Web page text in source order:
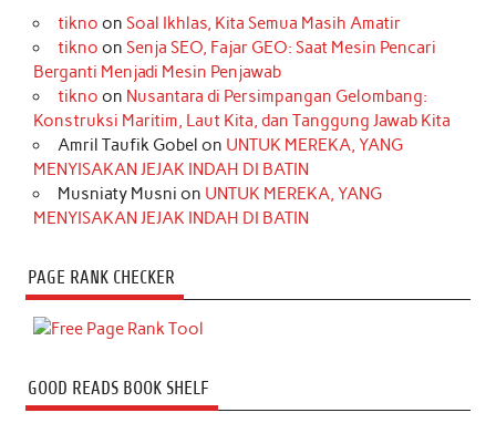
tikno on Soal Ikhlas, Kita Semua Masih Amatir
tikno on Senja SEO, Fajar GEO: Saat Mesin Pencari
Berganti Menjadi Mesin Penjawab
tikno on Nusantara di Persimpangan Gelombang:
Konstruksi Maritim, Laut Kita, dan Tanggung Jawab Kita
Amril Taufik Gobel on UNTUK MEREKA, YANG
MENYISAKAN JEJAK INDAH DI BATIN
Musniaty Musni on UNTUK MEREKA, YANG
MENYISAKAN JEJAK INDAH DI BATIN
PAGE RANK CHECKER
GOOD READS BOOK SHELF